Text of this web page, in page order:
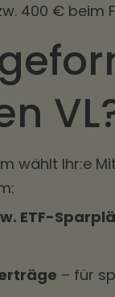
400 € beim
wählt Ihr:e
ETF-
– für